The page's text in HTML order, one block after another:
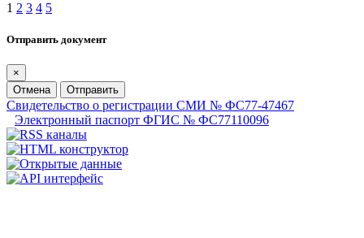
1 2 3 4 5
Отправить документ
×
Отмена
Отправить
Свидетельство о регистрации СМИ № ФС77-47467
Электронный паспорт ФГИС № ФС77110096